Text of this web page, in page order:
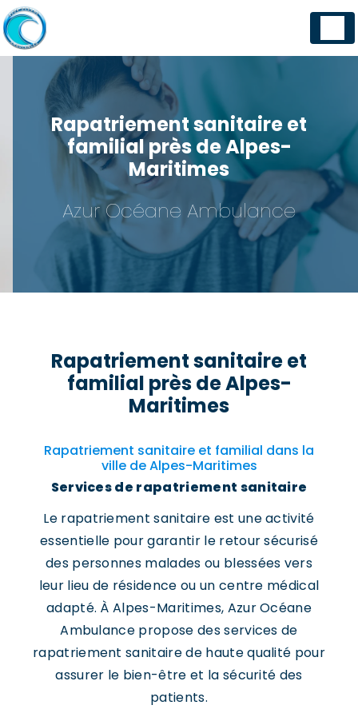
Rapatriement sanitaire et
familial près de Alpes-
Maritimes
Azur Océane Ambulance
Rapatriement sanitaire et
familial près de Alpes-
Maritimes
Rapatriement sanitaire et familial dans la
ville de Alpes-Maritimes
Services de rapatriement sanitaire
Le rapatriement sanitaire est une activité
essentielle pour garantir le retour sécurisé
des personnes malades ou blessées vers
leur lieu de résidence ou un centre médical
adapté. À Alpes-Maritimes, Azur Océane
Ambulance propose des services de
rapatriement sanitaire de haute qualité pour
assurer le bien-être et la sécurité des
patients.
Panneau de gestion des cookies